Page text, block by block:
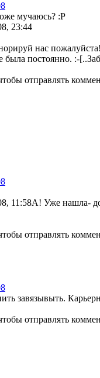
мучаюсь? :P
23:44
нас
была постоянно. :-
отправлять
11:58А! Уже нашла-
отправлять
завязывыть.
отправлять